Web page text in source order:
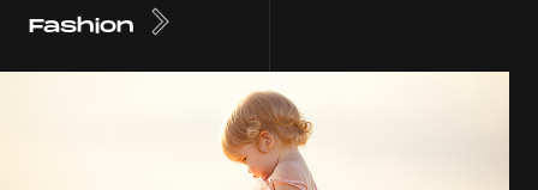
Fashion